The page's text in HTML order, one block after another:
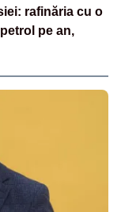
rafinăria cu o
pe an,